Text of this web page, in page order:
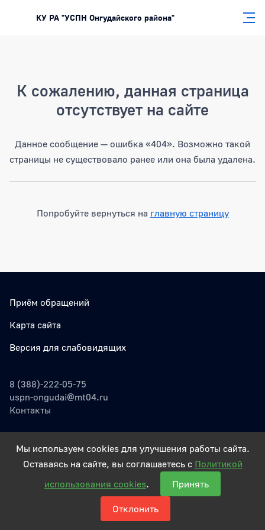
КУ РА "УСПН Онгудайского района"
К сожалению, данная страница
отсутствует на сайте
Данное сообщение — ошибка «404». Возможно такой
страницы не существовало ранее или она была удалена.
Попробуйте вернуться на главную страницу
Приём обращений
Карта сайта
Версия для слабовидящих
8 (388)-222-05-75
uspn-ongudai@mt04.ru
Контакты
© Государственное Учреждение
Мы используем cookies для улучшения работы сайта.
Оставаясь на сайте, вы соглашаетесь с Политикой
использования cookies. Принять
Отклонить